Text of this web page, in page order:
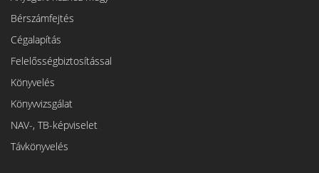
Bérszámfejtés
Cégalapítás
Felelősségbiztosítással
Könyvelés
Könyvvizsgálat
NAV-, TB-képviselet
Távkönyvelés